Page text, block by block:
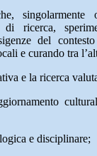
singolarmente
di ricerca,
del
e curando tra
e la ricerca
e disciplinare;